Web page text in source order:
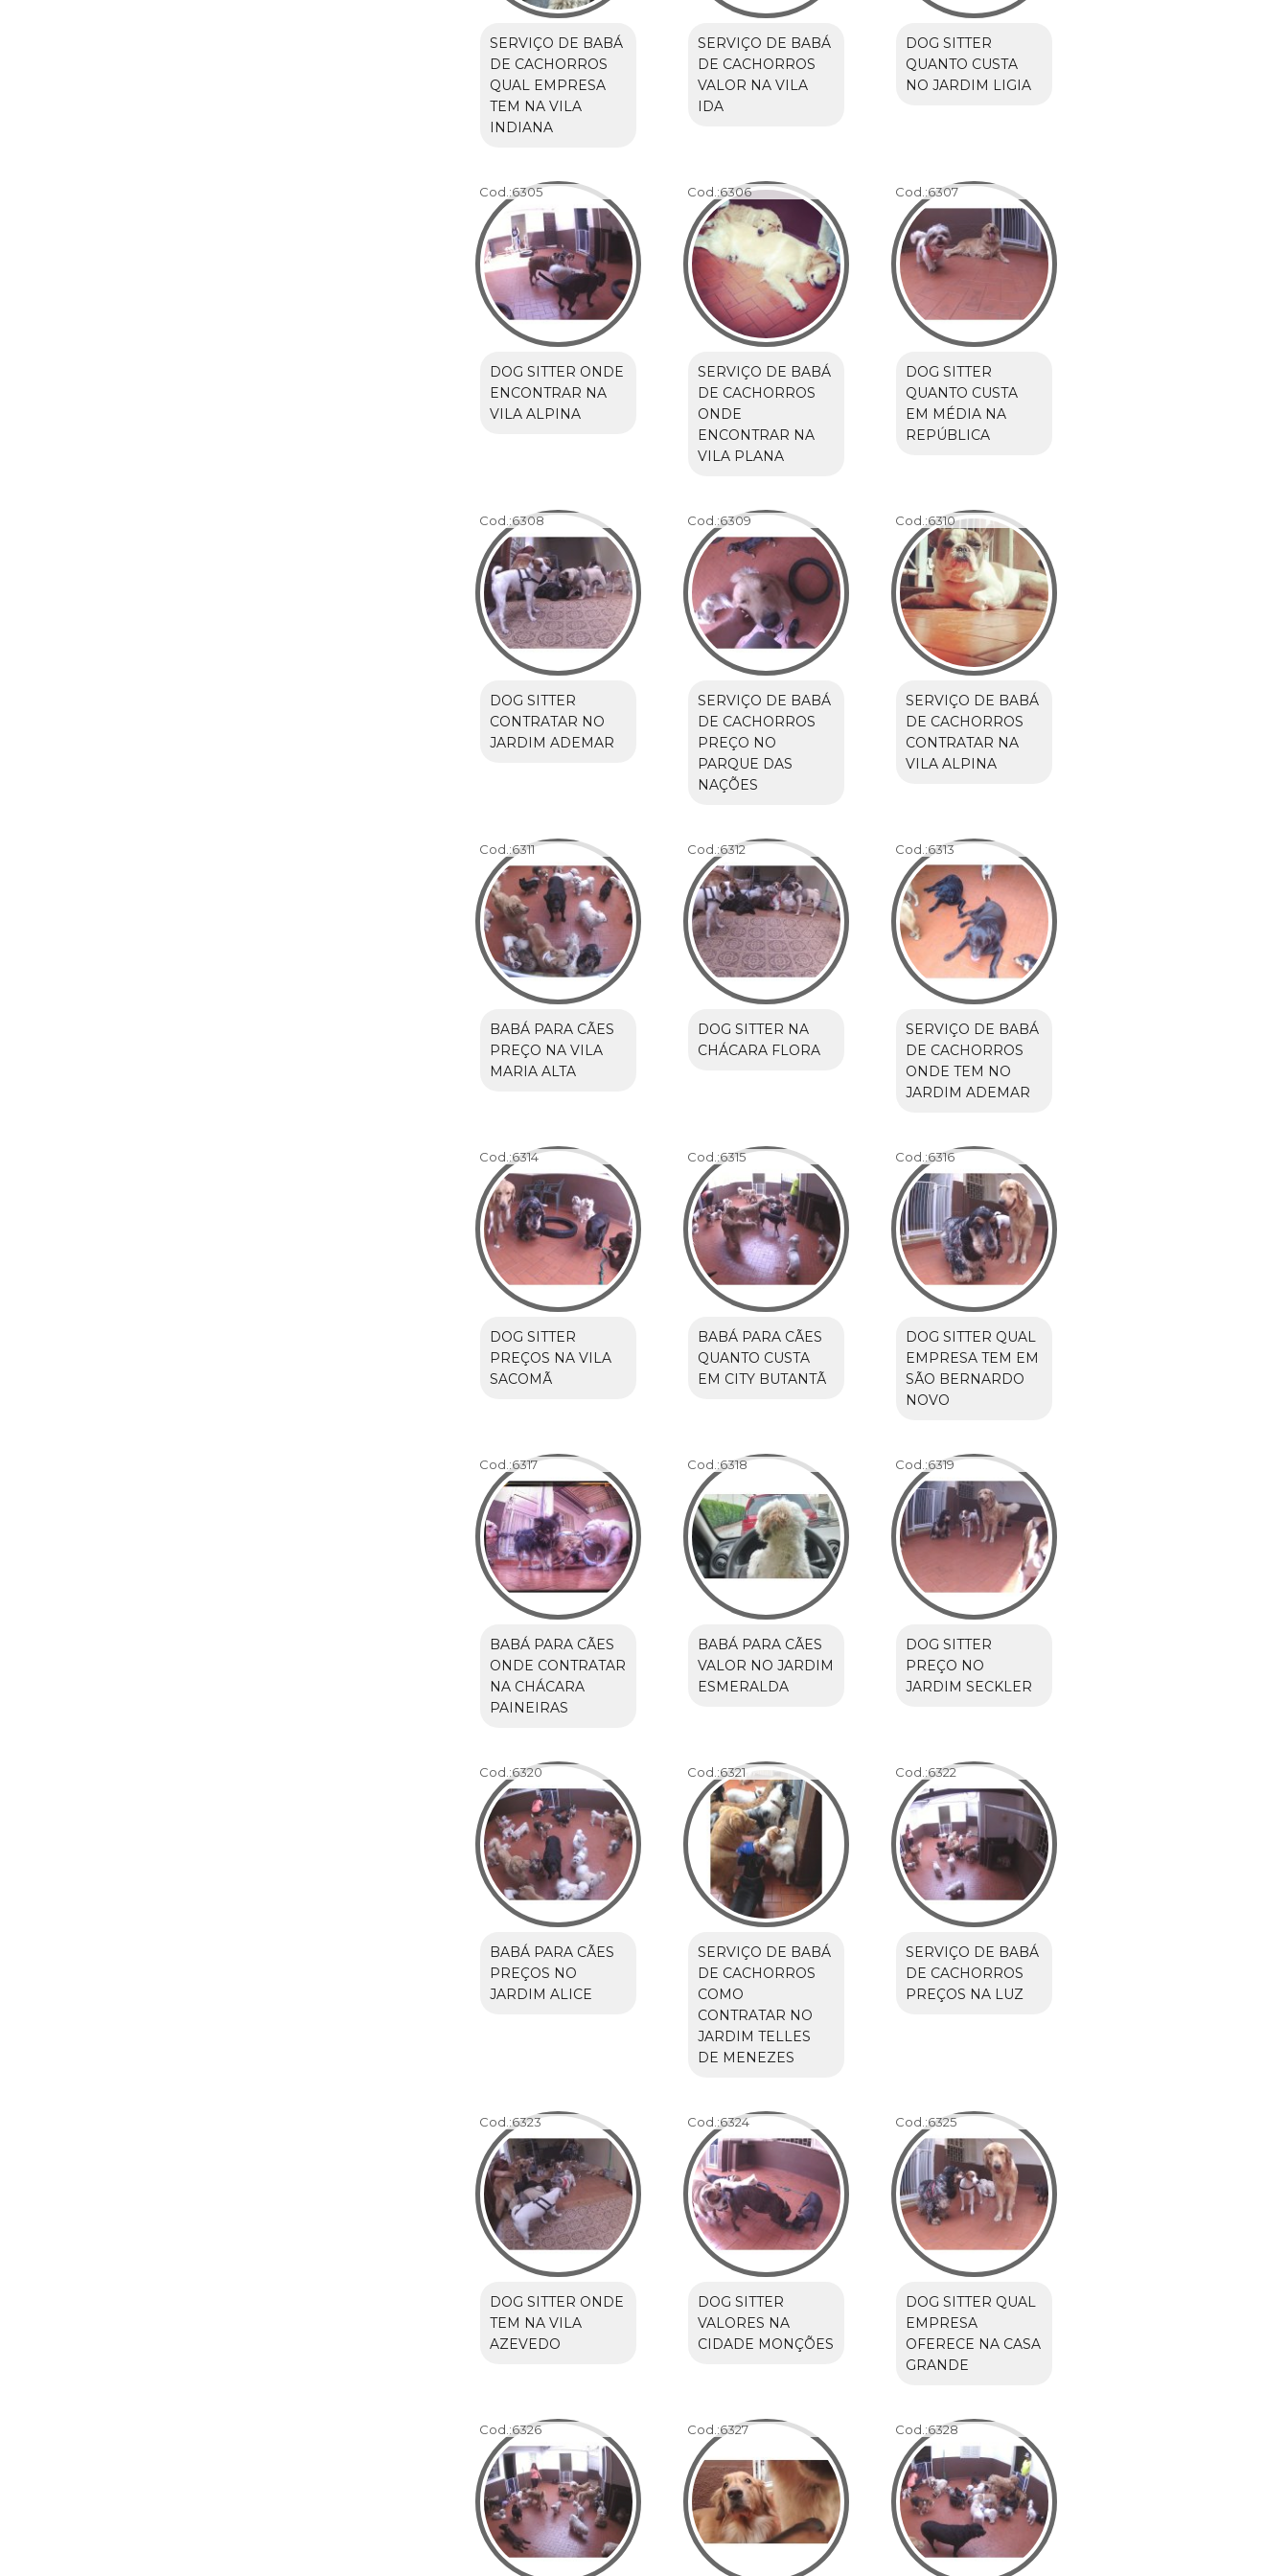
SERVIÇO DE BABÁ
DE CACHORROS
QUAL EMPRESA
TEM NA VILA
INDIANA
SERVIÇO DE BABÁ
DE CACHORROS
VALOR NA VILA
IDA
DOG SITTER
QUANTO CUSTA
NO JARDIM LIGIA
Cod.:6305
DOG SITTER ONDE
ENCONTRAR NA
VILA ALPINA
Cod.:6306
SERVIÇO DE BABÁ
DE CACHORROS
ONDE
ENCONTRAR NA
VILA PLANA
Cod.:6307
DOG SITTER
QUANTO CUSTA
EM MÉDIA NA
REPÚBLICA
Cod.:6308
DOG SITTER
CONTRATAR NO
JARDIM ADEMAR
Cod.:6309
SERVIÇO DE BABÁ
DE CACHORROS
PREÇO NO
PARQUE DAS
NAÇÕES
Cod.:6310
SERVIÇO DE BABÁ
DE CACHORROS
CONTRATAR NA
VILA ALPINA
Cod.:6311
BABÁ PARA CÃES
PREÇO NA VILA
MARIA ALTA
Cod.:6312
DOG SITTER NA
CHÁCARA FLORA
Cod.:6313
SERVIÇO DE BABÁ
DE CACHORROS
ONDE TEM NO
JARDIM ADEMAR
Cod.:6314
DOG SITTER
PREÇOS NA VILA
SACOMÃ
Cod.:6315
BABÁ PARA CÃES
QUANTO CUSTA
EM CITY BUTANTÃ
Cod.:6316
DOG SITTER QUAL
EMPRESA TEM EM
SÃO BERNARDO
NOVO
Cod.:6317
BABÁ PARA CÃES
ONDE CONTRATAR
NA CHÁCARA
PAINEIRAS
Cod.:6318
BABÁ PARA CÃES
VALOR NO JARDIM
ESMERALDA
Cod.:6319
DOG SITTER
PREÇO NO
JARDIM SECKLER
Cod.:6320
BABÁ PARA CÃES
PREÇOS NO
JARDIM ALICE
Cod.:6321
SERVIÇO DE BABÁ
DE CACHORROS
COMO
CONTRATAR NO
JARDIM TELLES
DE MENEZES
Cod.:6322
SERVIÇO DE BABÁ
DE CACHORROS
PREÇOS NA LUZ
Cod.:6323
DOG SITTER ONDE
TEM NA VILA
AZEVEDO
Cod.:6324
DOG SITTER
VALORES NA
CIDADE MONÇÕES
Cod.:6325
DOG SITTER QUAL
EMPRESA
OFERECE NA CASA
GRANDE
Cod.:6326 Cod.:6327 Cod.:6328